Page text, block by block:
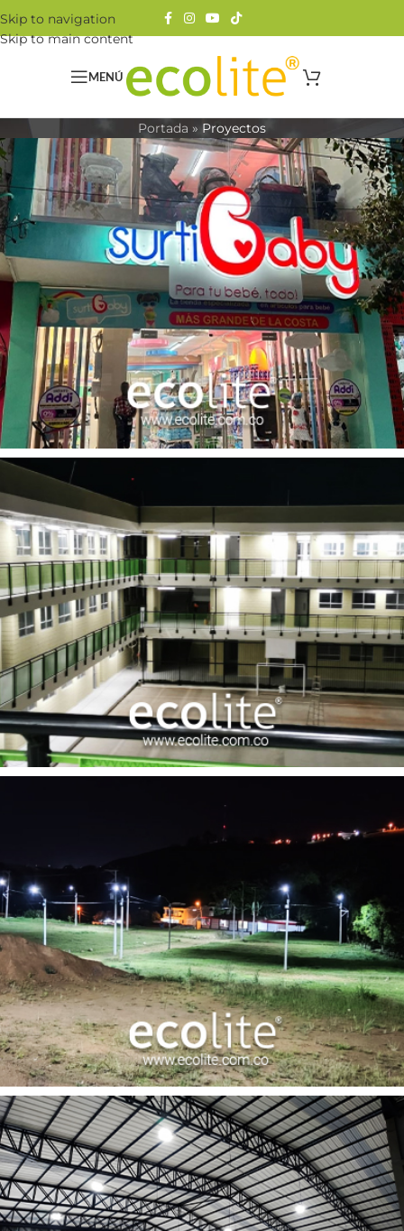
Skip to navigation
Skip to main content
MENÚ
Portada » Proyectos
Surty Baby Santa marta
Alumbrado Publico Garzón Huila